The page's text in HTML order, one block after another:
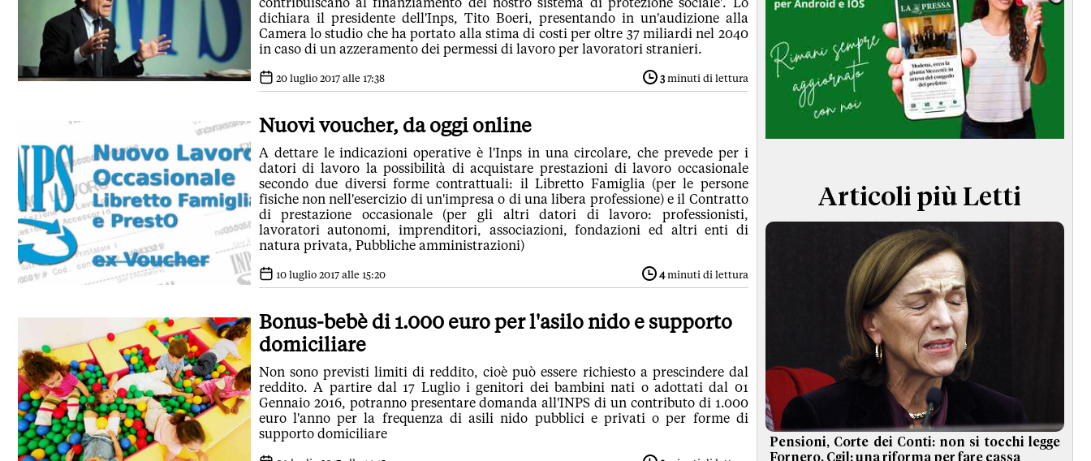
TERMINI e CONDIZIONI
dichiara il presidente dell'Inps, Tito Boeri, presentando in un'audizione alla
Camera lo studio che ha portato alla stima di costi per oltre 37 miliardi nel 2040
in caso di un azzeramento dei permessi di lavoro per lavoratori stranieri.
20 luglio 2017 alle 17:38 3minuti di lettura
Nuovi voucher, da oggi online
A dettare le indicazioni operative è l'Inps in una circolare, che prevede per i
datori di lavoro la possibilità di acquistare prestazioni di lavoro occasionale
secondo due diversi forme contrattuali: il Libretto Famiglia (per le persone
fisiche non nell'esercizio di un'impresa o di una libera professione) e il Contratto
di prestazione occasionale (per gli altri datori di lavoro: professionisti,
lavoratori autonomi, imprenditori, associazioni, fondazioni ed altri enti di
natura privata, Pubbliche amministrazioni)
10 luglio 2017 alle 15:20 4minuti di lettura
Bonus-bebè di 1.000 euro per l'asilo nido e supporto
domiciliare
Non sono previsti limiti di reddito, cioè può essere richiesto a prescindere dal
reddito. A partire dal 17 Luglio i genitori dei bambini nati o adottati dal 01
Gennaio 2016, potranno presentare domanda all'INPS di un contributo di 1.000
euro l'anno per la frequenza di asili nido pubblici e privati o per forme di
supporto domiciliare
Articoli più Letti
Pensioni, Corte dei Conti: non si tocchi legge
Fornero. Cgil: una riforma per fare cassa